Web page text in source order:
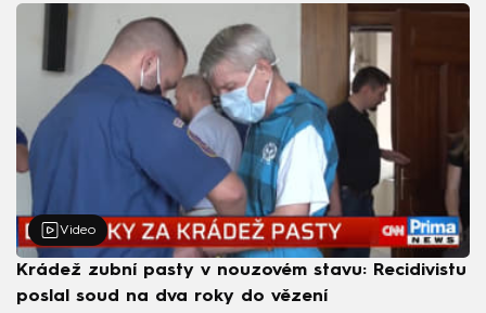
Video
Krádež zubní pasty v nouzovém stavu: Recidivistu
poslal soud na dva roky do vězení